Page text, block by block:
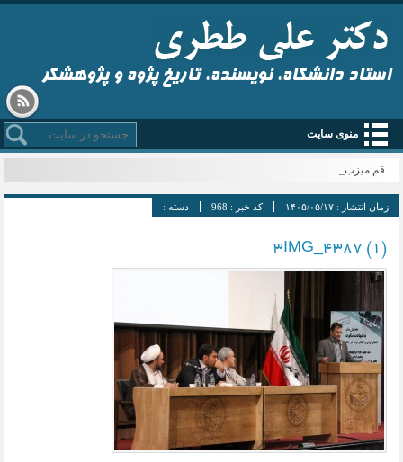
استاد دانشگاه، نویسنده، تاریخ پژوه و پژوهشگر
منوی سایت
قم میزبا _
زمان انتشار :۱۴۰۵/۰۵/۱۷ کد خبر : 968 دسته :
3IMG_4387 (1)